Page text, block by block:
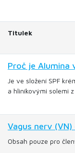
Titulek
Proč je Alumina
Je ve složení SPF
a hliníkovými solemi
Vagus nerv
Obsah pouze pro